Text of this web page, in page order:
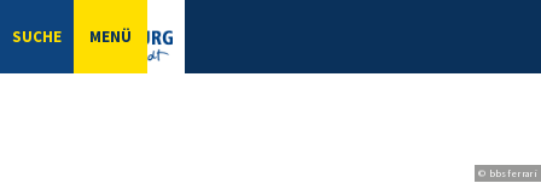
SUCHE MENÜ
© bbsferrari